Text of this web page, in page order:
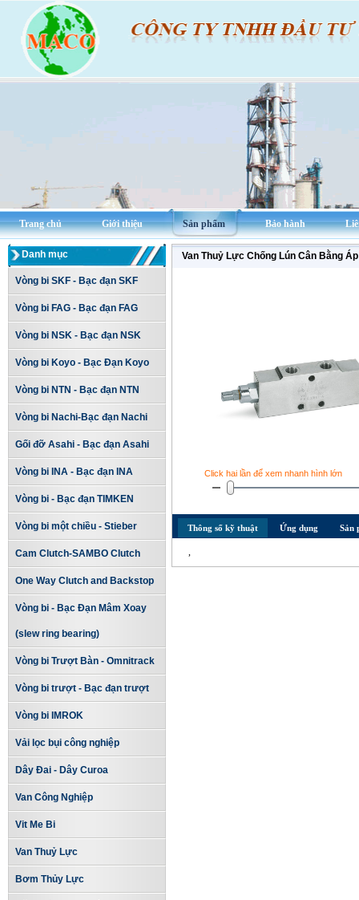
Trang chủ Giới thiệu Sản phẩm Bảo hành
Danh mục
Vòng bi SKF - Bạc đạn SKF
Vòng bi FAG - Bạc đạn FAG
Vòng bi NSK - Bạc đạn NSK
Vòng bi Koyo - Bạc Đạn Koyo
Vòng bi NTN - Bạc đạn NTN
Vòng bi Nachi-Bạc đạn Nachi
Gối đỡ Asahi - Bạc đạn Asahi
Vòng bi INA - Bạc đạn INA
Vòng bi - Bạc đạn TIMKEN
Vòng bi một chiều - Stieber
Cam Clutch-SAMBO Clutch
One Way Clutch and Backstop
Vòng bi - Bạc Đạn Mâm Xoay
(slew ring bearing)
Vòng bi Trượt Bàn - Omnitrack
Vòng bi trượt - Bạc đạn trượt
Vòng bi IMROK
Vải lọc bụi công nghiệp
Dây Đai - Dây Curoa
Van Công Nghiệp
Vit Me Bi
Van Thuỷ Lực
Bơm Thủy Lực
Van Thuỷ Lực Chống Lún Cân Bằng
Click hai lần để xem nhanh hình lớn
Thông số kỹ thuật Ứng dụng Sản
,